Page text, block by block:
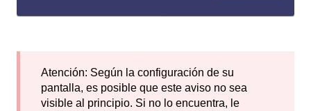
Atención: Según la configuración de su
pantalla, es posible que este aviso no sea
visible al principio. Si no lo encuentra, le